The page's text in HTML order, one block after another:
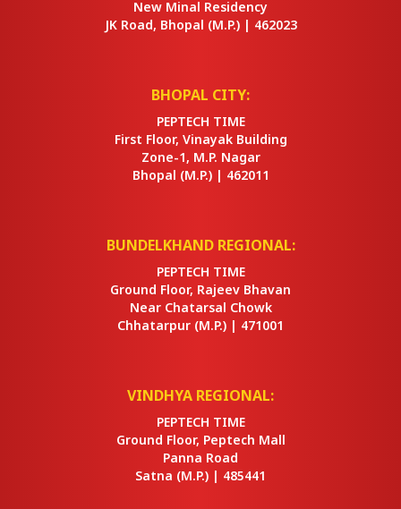
New Minal Residency
JK Road, Bhopal (M.P.) | 462023
BHOPAL CITY:
PEPTECH TIME
First Floor, Vinayak Building
Zone-1, M.P. Nagar
Bhopal (M.P.) | 462011
BUNDELKHAND REGIONAL:
PEPTECH TIME
Ground Floor, Rajeev Bhavan
Near Chatarsal Chowk
Chhatarpur (M.P.) | 471001
VINDHYA REGIONAL:
PEPTECH TIME
Ground Floor, Peptech Mall
Panna Road
Satna (M.P.) | 485441